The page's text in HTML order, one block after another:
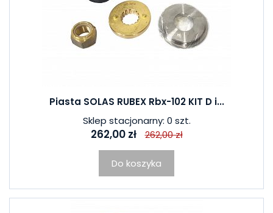
Piasta SOLAS RUBEX Rbx-102 KIT D i...
Sklep stacjonarny: 0 szt.
262,00 zł 262,00 zł
Do koszyka